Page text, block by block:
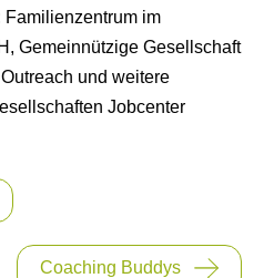
Familienzentrum im
Gemeinnützige Gesellschaft
und weitere
Jobcenter
Coaching Buddys